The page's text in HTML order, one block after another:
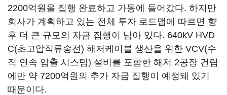
2200억원을 집행 완료하고 가동에 들어갔다. 하지만
회사가 계획하고 있는 전체 투자 로드맵에 따르면 향
후 더 큰 규모의 자금 집행이 남아 있다. 640kV HVD
C(초고압직류송전) 해저케이블 생산을 위한 VCV(수
직 연속 압출 시스템) 설비를 포함한 해저 2공장 건립
에만 약 7200억원의 추가 자금 집행이 예정돼 있기
때문이다.